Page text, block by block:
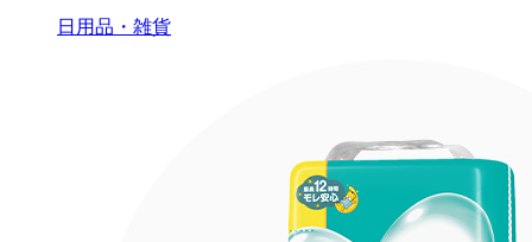
日用品・雑貨